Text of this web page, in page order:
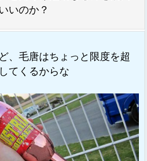
いのか？
、毛唐はちょっと限度を超
てくるからな